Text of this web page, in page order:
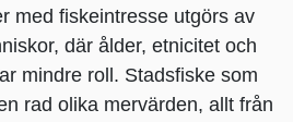
med fiskeintresse utgörs av
där ålder, etnicitet och
mindre roll. Stadsfiske som
rad olika mervärden, allt från